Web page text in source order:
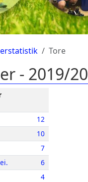
Tore
- 2019/20
12
10
7
6
4